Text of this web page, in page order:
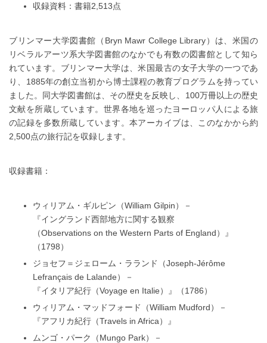
収録資料：書籍2,513点
ブリンマー大学図書館（Bryn Mawr College Library）は、米国の
リベラルアーツ系大学図書館のなかでも有数の図書館として知ら
れています。ブリンマー大学は、米国最古の女子大学の一つであ
り、1885年の創立当初から博士課程の教育プログラムを持ってい
ました。同大学図書館は、その歴史を反映し、100万冊以上の歴史
文献を所蔵しています。世界各地を巡ったヨーロッパ人による旅
の記録を多数所蔵しています。本アーカイブは、このなかから約
2,500点の旅行記を収録します。
収録書籍：
ウィリアム・ギルピン（William Gilpin）－
『イングランド西部地方に関する観察
（Observations on the Western Parts of England）』
（1798）
ジョセフ＝ジェローム・ラランド（Joseph-Jérôme
Lefrançais de Lalande）－
『イタリア紀行（Voyage en Italie）』（1786）
ウィリアム・マッドフォード（William Mudford）－
『アフリカ紀行（Travels in Africa）』
ムンゴ・パーク（Mungo Park）－